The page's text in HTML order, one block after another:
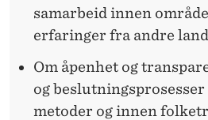
samarbeid innen
erfaringer fra andre
Om åpenhet og
og
metoder og innen